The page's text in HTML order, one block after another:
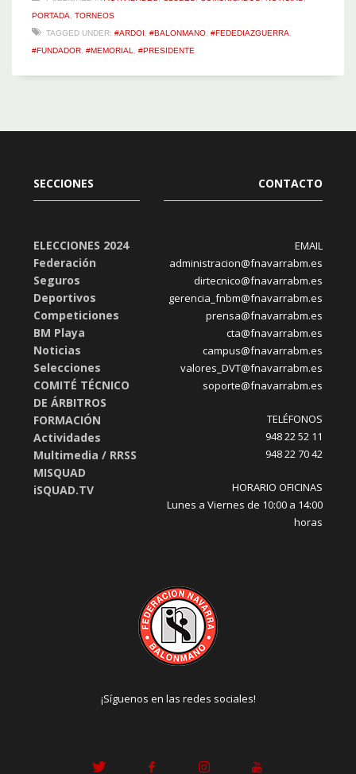
PORTADA
TORNEOS
TAGGED UNDER: #ARDOI #BALONMANO #FEDEDIAZGUERRA
#FUNDADOR #MEMORIAL #PRESIDENTE
SECCIONES
ELECCIONES 2024
Federación
Seguros
Deportivos
Competiciones
BM Playa
Noticias
Selecciones
COMITÉ TÉCNICO
DE ÁRBITROS
FORMACIÓN
Actividades
Multimedia / RRSS
MISQUAD
iSQUAD.TV
CONTACTO
EMAIL
administracion@fnavarrabm.es
dirtecnico@fnavarrabm.es
gerencia_fnbm@fnavarrabm.es
prensa@fnavarrabm.es
cta@fnavarrabm.es
campus@fnavarrabm.es
valores_DVT@fnavarrabm.es
soporte@fnavarrabm.es
TELÉFONOS
948 22 52 11
948 22 70 42
HORARIO OFICINAS
Lunes a Viernes de 10:00 a 14:00
horas
¡Síguenos en las redes sociales!